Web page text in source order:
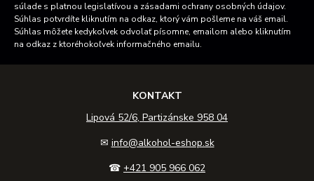
súlade s platnou legislatívou a zásadami ochrany osobných údajov.
Súhlas potvrdíte kliknutím na odkaz, ktorý vám pošleme na váš email.
Súhlas môžete kedykoľvek odvolať písomne, emailom alebo kliknutím
na odkaz z ktoréhokoľvek informačného emailu.
KONTAKT
Lipová 52/6, Partizánske 958 04
✉ info@alkohol-eshop.sk
☎ +421 905 966 062